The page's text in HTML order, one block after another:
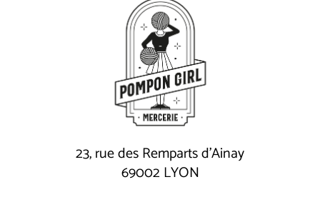
23, rue des Remparts d'Ainay
69002 LYON